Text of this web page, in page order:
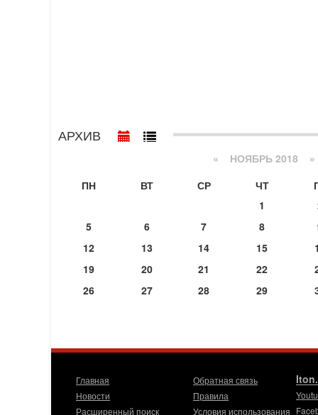
АРХИВ
« НОЯБРЬ 2018 »
ПН
ВТ СР ЧТ
1
5
6 7 8
12
13 14 15
19
20 21 22
26
27 28 29
Главная
Новости
Расширенный поиск
Обратная связь
Правила
Условия использования